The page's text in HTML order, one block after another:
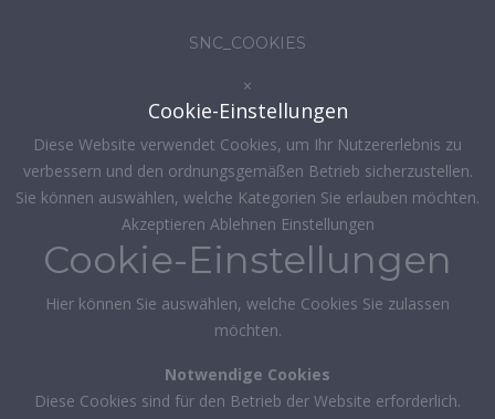
SNC_COOKIES
×
Cookie-Einstellungen
Diese Website verwendet Cookies, um Ihr Nutzererlebnis zu
verbessern und den ordnungsgemäßen Betrieb sicherzustellen.
Sie können auswählen, welche Kategorien Sie erlauben möchten.
Akzeptieren Ablehnen Einstellungen
Cookie-Einstellungen
Hier können Sie auswählen, welche Cookies Sie zulassen
möchten.
Notwendige Cookies
Diese Cookies sind für den Betrieb der Website erforderlich.